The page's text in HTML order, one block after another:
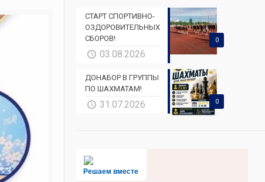
0
СТАРТ СПОРТИВНО-
ОЗДОРОВИТЕЛЬНЫХ
СБОРОВ!
03.08.2026
0
ДОНАБОР В ГРУППЫ
ПО ШАХМАТАМ!
31.07.2026
Решаем вместе